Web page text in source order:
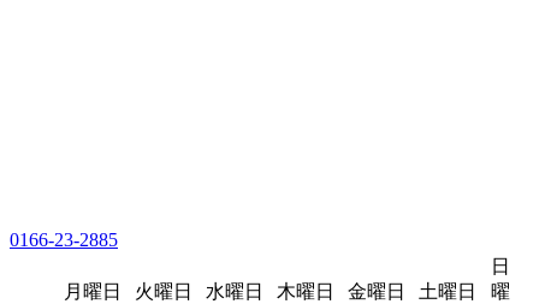
0166-23-2885
月曜日 火曜日 水曜日 木曜日 金曜日 土曜日
日
曜